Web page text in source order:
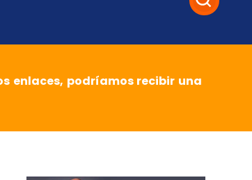
enlaces, podríamos recibir una